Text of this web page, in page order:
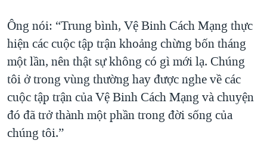
Ông nói: “Trung bình, Vệ Binh Cách Mạng thực
hiện các cuộc tập trận khoảng chừng bốn tháng
một lần, nên thật sự không có gì mới lạ. Chúng
tôi ở trong vùng thường hay được nghe về các
cuộc tập trận của Vệ Binh Cách Mạng và chuyện
đó đã trở thành một phần trong đời sống của
chúng tôi.”